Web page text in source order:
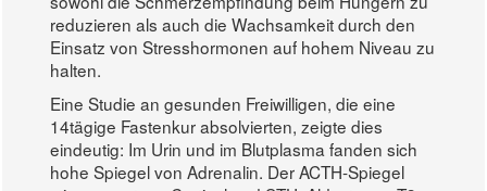
reduzieren als auch die Wachsamkeit durch den
Einsatz von Stresshormonen auf hohem Niveau zu
halten.
Eine Studie an gesunden Freiwilligen, die eine
14tägige Fastenkur absolvierten, zeigte dies
eindeutig: Im Urin und im Blutplasma fanden sich
hohe Spiegel von Adrenalin. Der ACTH-Spiegel